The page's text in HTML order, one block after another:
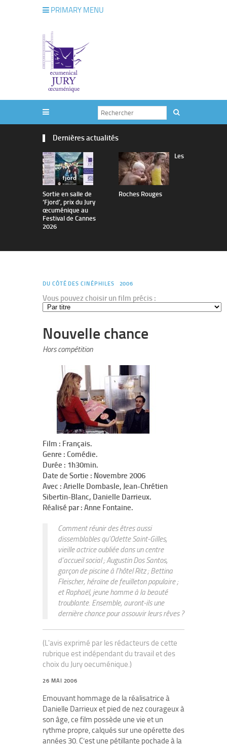
PRIMARY MENU
Dernières actualités
Sortie en salle de
’Fjord’, prix du Jury
œcuménique au
Festival de Cannes
2026
Les
Roches Rouges
DU CÔTÉ DES CINÉPHILES 2006
Vous pouvez choisir un film précis :
Nouvelle chance
Hors compétition
Film : Français.
Genre : Comédie.
Durée : 1h30min.
Date de Sortie : Novembre 2006
Avec : Arielle Dombasle, Jean-Chrétien
Sibertin-Blanc, Danielle Darrieux.
Réalisé par : Anne Fontaine.
Comment réunir des êtres aussi
dissemblables qu’Odette Saint-Gilles,
vieille actrice oubliée dans un centre
d’accueil social ; Augustin Dos Santos,
garçon de piscine à l’hôtel Ritz ; Bettina
Fleischer, héroïne de feuilleton populaire ;
et Raphaël, jeune homme à la beauté
troublante. Ensemble, auront-ils une
dernière chance pour assouvir leurs rêves ?
(L'avis exprimé par les rédacteurs de cette
rubrique est indépendant du travail et des
choix du Jury oecuménique.)
26 MAI 2006
Emouvant hommage de la réalisatrice à
Danielle Darrieux et pied de nez courageux à
son âge, ce film possède une vie et un
rythme propre, calqués sur une opérette des
années 30. C’est une pétillante pochade à la